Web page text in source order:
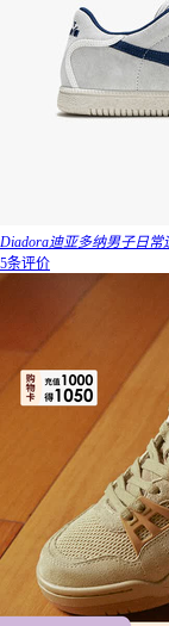
Diadora迪亚多纳男子日常
5条评价